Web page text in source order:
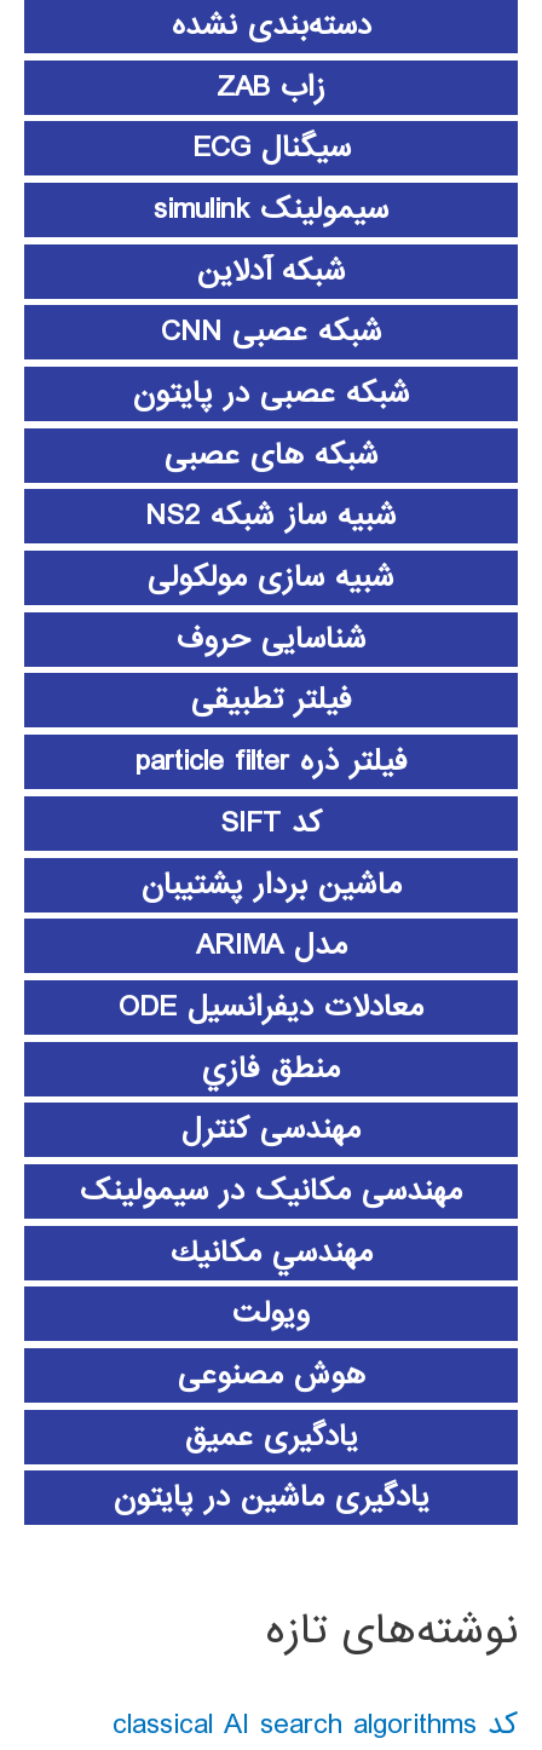
دسته‌بندی نشده
زاب ZAB
سیگنال ECG
سیمولینک simulink
شبکه آدلاین
شبکه عصبی CNN
شبکه عصبی در پایتون
شبکه های عصبی
شبیه ساز شبکه NS2
شبیه سازی مولکولی
شناسایی حروف
فیلتر تطبیقی
فیلتر ذره particle filter
کد SIFT
ماشین بردار پشتیبان
مدل ARIMA
معادلات دیفرانسیل ODE
منطق فازي
مهندسی کنترل
مهندسی مکانیک در سیمولینک
مهندسي مكانيك
ویولت
هوش مصنوعی
یادگیری عمیق
یادگیری ماشین در پایتون
نوشته‌های تازه
کد classical AI search algorithms